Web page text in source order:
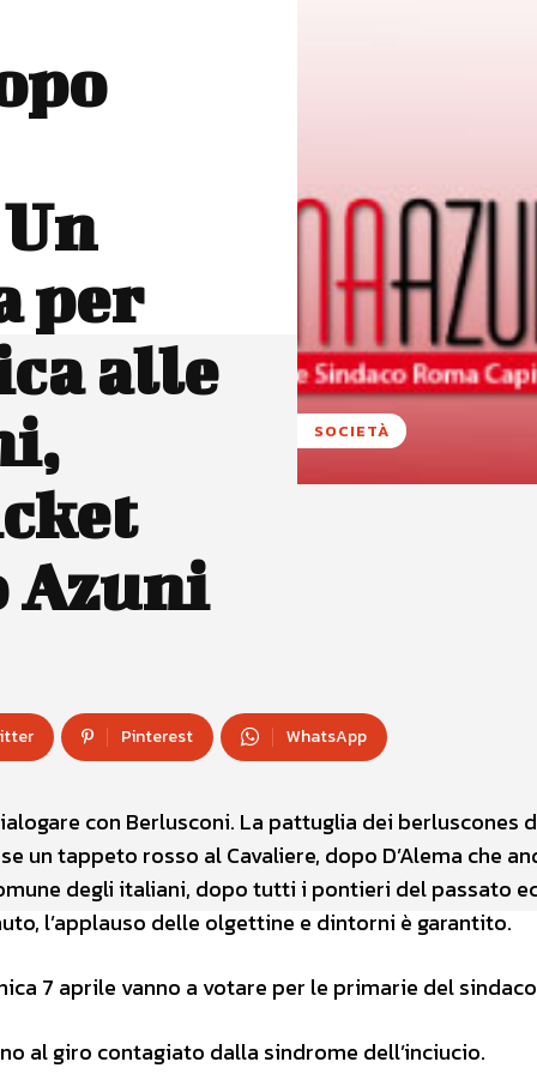
per
alle
Azuni
SOCIETÀ
Pinterest WhatsApp
con Berlusconi. La pattuglia dei berluscones
un tappeto rosso al Cavaliere, dopo D’Alema che
degli italiani, dopo tutti i pontieri del passato
l’applauso delle olgettine e dintorni è garantito.
7 aprile vanno a votare per le primarie del
al giro contagiato dalla sindrome dell’inciucio.